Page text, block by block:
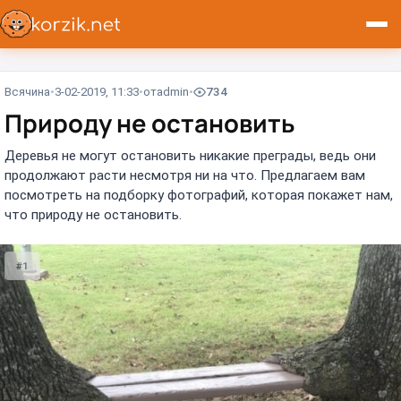
Всячина 3-02-2019, 11:33 отadmin 734
Природу не остановить
Деревья не могут остановить никакие преграды, ведь они
продолжают расти несмотря ни на что. Предлагаем вам
посмотреть на подборку фотографий, которая покажет нам,
что природу не остановить.
#1